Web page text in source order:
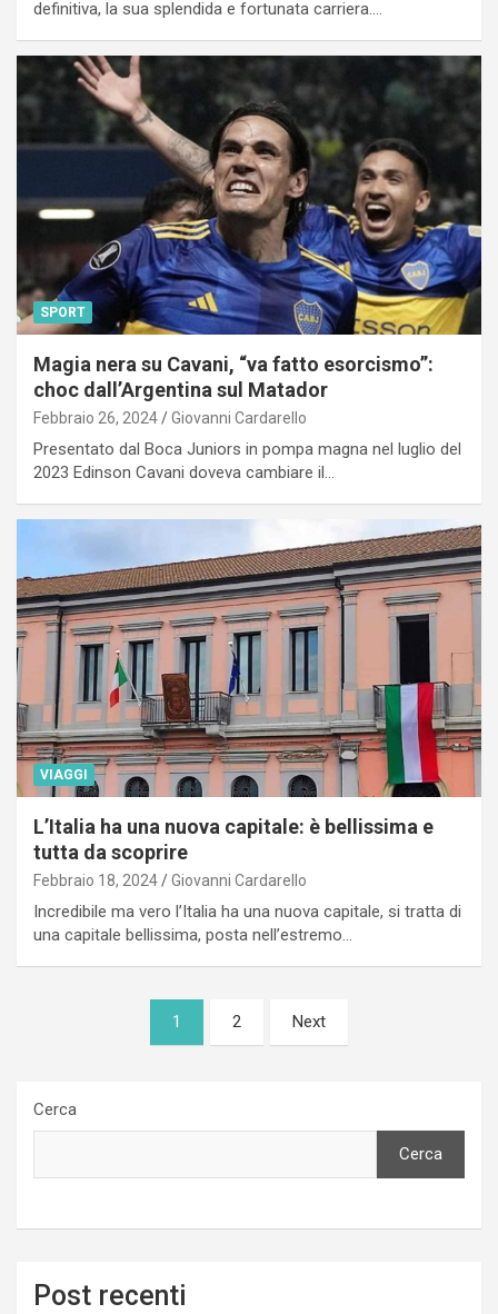
definitiva, la sua splendida e fortunata carriera.…
SPORT
Magia nera su Cavani, “va fatto esorcismo”:
choc dall’Argentina sul Matador
Febbraio 26, 2024 Giovanni Cardarello
Presentato dal Boca Juniors in pompa magna nel luglio del
2023 Edinson Cavani doveva cambiare il…
VIAGGI
L’Italia ha una nuova capitale: è bellissima e
tutta da scoprire
Febbraio 18, 2024 Giovanni Cardarello
Incredibile ma vero l’Italia ha una nuova capitale, si tratta di
una capitale bellissima, posta nell’estremo…
1 2 Next
Cerca
Cerca
Post recenti